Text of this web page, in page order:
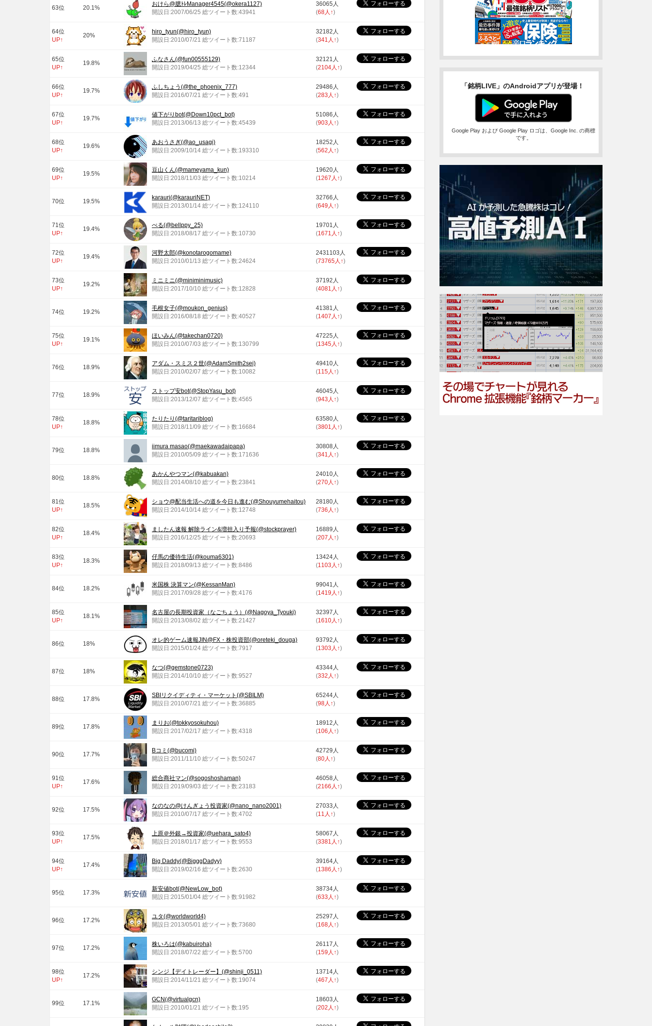
63位 20.1%
おけら@臆ﾄﾚManager4545(@okera1127)
開設日:2007/06/25 総ツイート数:43941
36065人
(68人 ↑)
64位
UP↑
20%
hiro_tyun(@hiro_tyun)
開設日:2010/07/21 総ツイート数:71187
32182人
(341人 ↑)
65位
UP↑
19.8%
ふなさん(@fun00555129)
開設日:2019/04/25 総ツイート数:12344
32121人
(2104人 ↑)
66位
UP↑
19.7%
ふしちょう(@the_phoenix_777)
開設日:2016/07/21 総ツイート数:491
29486人
(283人 ↑)
67位
UP↑
19.7%
値下がりbot(@Down10pct_bot)
開設日:2013/06/13 総ツイート数:45439
51086人
(903人 ↑)
68位
UP↑
19.6%
あおうさぎ(@ao_usagi)
開設日:2009/10/14 総ツイート数:193310
18252人
(562人 ↑)
69位
UP↑
19.5%
豆山くん(@mameyama_kun)
開設日:2018/11/03 総ツイート数:10214
19620人
(1267人 ↑)
70位 19.5%
karauri(@karauriNET)
開設日:2013/01/14 総ツイート数:124110
32766人
(649人 ↑)
71位
UP↑
19.4%
べる(@bellppy_25)
開設日:2018/08/17 総ツイート数:10730
19701人
(1671人 ↑)
72位
UP↑
19.4%
河野太郎(@konotarogomame)
開設日:2010/01/13 総ツイート数:24624
2431103人
(73765人 ↑)
73位
UP↑
19.2%
ミニミニ(@miniminimusic)
開設日:2017/10/10 総ツイート数:12828
37192人
(4081人 ↑)
74位 19.2%
毛根女子(@moukon_genius)
開設日:2016/08/18 総ツイート数:40527
41381人
(1407人 ↑)
75位
UP↑
19.1%
ほいみん(@takechan0720)
開設日:2010/07/03 総ツイート数:130799
47225人
(1345人 ↑)
76位 18.9%
アダム・スミス２世(@AdamSmith2sei)
開設日:2010/02/07 総ツイート数:10082
49410人
(115人 ↑)
77位 18.9%
ストップ安bot(@StopYasu_bot)
開設日:2013/12/07 総ツイート数:4565
46045人
(943人 ↑)
78位
UP↑
18.8%
たりたり(@taritariblog)
開設日:2018/11/09 総ツイート数:16684
63580人
(3801人 ↑)
79位 18.8%
iimura masao(@maekawadaipapa)
開設日:2010/05/09 総ツイート数:171636
30808人
(341人 ↑)
80位 18.8%
あかんやつマン(@kabuakan)
開設日:2014/08/10 総ツイート数:23841
24010人
(270人 ↑)
81位
UP↑
18.5%
ショウ@配当生活への道を今日も進む(@Shouyumehaitou)
開設日:2014/10/14 総ツイート数:12748
28180人
(736人 ↑)
82位
UP↑
18.4%
ましたん速報 解除ライン&増担入り予報(@stockprayer)
開設日:2016/12/25 総ツイート数:20693
16889人
(207人 ↑)
83位
UP↑
18.3%
仔馬の優待生活(@kouma6301)
開設日:2018/09/13 総ツイート数:8486
13424人
(1103人 ↑)
84位 18.2%
米国株 決算マン(@KessanMan)
開設日:2017/09/28 総ツイート数:4176
99041人
(1419人 ↑)
85位
UP↑
18.1%
名古屋の長期投資家（なごちょう）(@Nagoya_Tyouki)
開設日:2013/08/02 総ツイート数:21427
32397人
(1610人 ↑)
86位 18%
オレ的ゲーム速報JIN@FX・株投資部(@oreteki_douga)
開設日:2015/01/24 総ツイート数:7917
93792人
(1303人 ↑)
87位 18%
なつ(@gemstone0723)
開設日:2014/10/10 総ツイート数:9527
43344人
(332人 ↑)
88位 17.8%
SBIリクイディティ・マーケット(@SBILM)
開設日:2010/07/21 総ツイート数:36885
65244人
(98人 ↑)
89位 17.8%
まりお(@tokkyosokuhou)
開設日:2017/02/17 総ツイート数:4318
18912人
(106人 ↑)
90位 17.7%
Bコミ(@bucomi)
開設日:2011/11/10 総ツイート数:50247
42729人
(80人 ↑)
91位
UP↑
17.6%
総合商社マン(@sogoshoshaman)
開設日:2019/09/03 総ツイート数:23183
46058人
(2166人 ↑)
92位 17.5%
なのなの@けんぎょう投資家(@nano_nano2001)
開設日:2010/07/17 総ツイート数:4702
27033人
(11人 ↑)
93位
UP↑
17.5%
上原＠外銀→投資家(@uehara_sato4)
開設日:2018/01/17 総ツイート数:9553
58067人
(3381人 ↑)
94位
UP↑
17.4%
Big Daddy(@BigggDadyy)
開設日:2019/02/16 総ツイート数:2630
39164人
(1386人 ↑)
95位 17.3%
新安値bot(@NewLow_bot)
開設日:2015/01/04 総ツイート数:91982
38734人
(633人 ↑)
96位 17.2%
ユタ(@worldworld4)
開設日:2013/05/01 総ツイート数:73680
25297人
(168人 ↑)
97位 17.2%
株いろは(@kabuiroha)
開設日:2018/07/22 総ツイート数:5700
26117人
(159人 ↑)
98位
UP↑
17.2%
シンジ【デイトレーダー】(@shinji_0511)
開設日:2014/11/21 総ツイート数:19074
13714人
(467人 ↑)
99位 17.1%
GCN(@virtualgcn)
開設日:2010/01/21 総ツイート数:195
18603人
(202人 ↑)
「銘柄LIVE」のAndroidアプリが登場！
Google Play および Google Play ロゴは、Google Inc. の商標
です。